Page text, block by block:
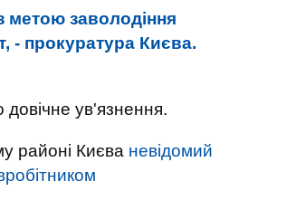
метою заволодіння
- прокуратура Києва.
ув'язнення.
районі Києва невідомий